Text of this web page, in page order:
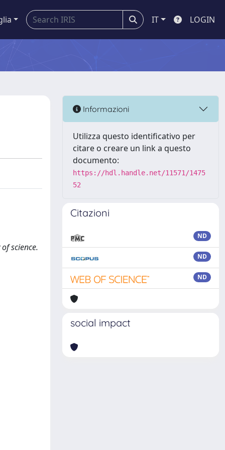
IT LOGIN
science.
Informazioni
Utilizza questo identificativo per
citare o creare un link a questo
documento:
https://hdl.handle.net/11571/1475
52
Citazioni
ND
ND
ND
social impact